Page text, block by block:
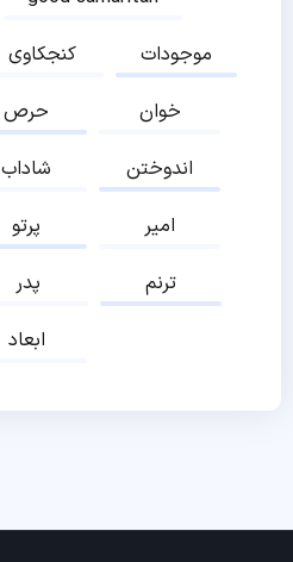
کنجکاوی
موجودات
حرص
خوان
شاداب
اندوختن
پرتو
امیر
پدر
ترنم
ابعاد